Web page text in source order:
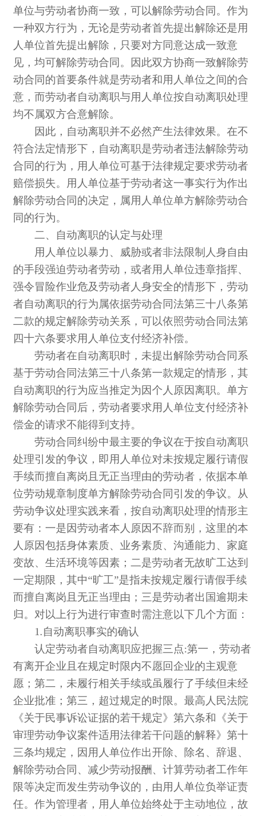
单位与劳动者协商一致，可以解除劳动合同。作为
一种双方行为，无论是劳动者首先提出解除还是用
人单位首先提出解除，只要对方同意达成一致意
见，均可解除劳动合同。因此双方协商一致解除劳
动合同的首要条件就是劳动者和用人单位之间的合
意，而劳动者自动离职与用人单位按自动离职处理
均不属双方合意解除。
因此，自动离职并不必然产生法律效果。在不
符合法定情形下，自动离职是劳动者违法解除劳动
合同的行为，用人单位可基于法律规定要求劳动者
赔偿损失。用人单位基于劳动者这一事实行为作出
解除劳动合同的决定，属用人单位单方解除劳动合
同的行为。
二、自动离职的认定与处理
用人单位以暴力、威胁或者非法限制人身自由
的手段强迫劳动者劳动，或者用人单位违章指挥、
强令冒险作业危及劳动者人身安全的情形下，劳动
者自动离职的行为属依据劳动合同法第三十八条第
二款的规定解除劳动关系，可以依照劳动合同法第
四十六条要求用人单位支付经济补偿。
劳动者在自动离职时，未提出解除劳动合同系
基于劳动合同法第三十八条第一款规定的情形，其
自动离职的行为应当推定为因个人原因离职。单方
解除劳动合同后，劳动者要求用人单位支付经济补
偿金的请求不能得到支持。
劳动合同纠纷中最主要的争议在于按自动离职
处理引发的争议，即用人单位对未按规定履行请假
手续而擅自离岗且无正当理由的劳动者，依据本单
位劳动规章制度单方解除劳动合同引发的争议。从
劳动争议处理实践来看，按自动离职处理的情形主
要有：一是因劳动者本人原因不辞而别，这里的本
人原因包括身体素质、业务素质、沟通能力、家庭
变故、生活环境等因素；二是劳动者无故旷工达到
一定期限，其中“旷工”是指未按规定履行请假手续
而擅自离岗且无正当理由；三是劳动者出国逾期未
归。对以上行为进行审查时需注意以下几个方面：
1.自动离职事实的确认
认定劳动者自动离职应把握三点:第一，劳动者
有离开企业且在规定时限内不愿回企业的主观意
愿；第二，未履行相关手续或虽履行了手续但未经
企业批准；第三，超过规定的时限。最高人民法院
《关于民事诉讼证据的若干规定》第六条和《关于
审理劳动争议案件适用法律若干问题的解释》第十
三条均规定，因用人单位作出开除、除名、辞退、
解除劳动合同、减少劳动报酬、计算劳动者工作年
限等决定而发生劳动争议的，由用人单位负举证责
任。作为管理者，用人单位始终处于主动地位，故